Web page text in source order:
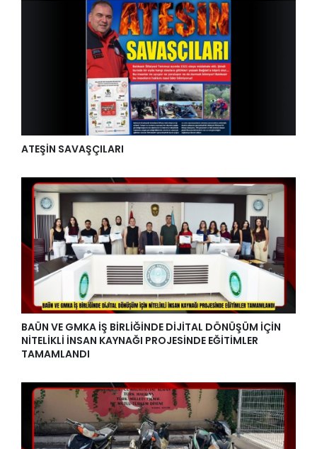
ATEŞİN SAVAŞÇILARI
BAÜN VE GMKA İŞ BİRLİĞİNDE DİJİTAL DÖNÜŞÜM İÇİN
NİTELİKLİ İNSAN KAYNAĞI PROJESİNDE EĞİTİMLER
TAMAMLANDI